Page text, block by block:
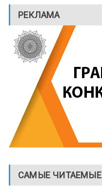
РЕКЛАМА
САМЫЕ ЧИТАЕМЫЕ